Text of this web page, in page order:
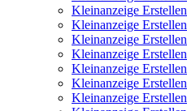
Kleinanzeige Erstellen
Kleinanzeige Erstellen
Kleinanzeige Erstellen
Kleinanzeige Erstellen
Kleinanzeige Erstellen
Kleinanzeige Erstellen
Kleinanzeige Erstellen